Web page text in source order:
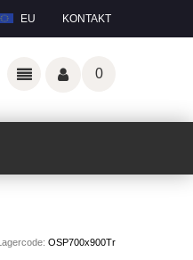
EU KONTAKT
0
OSP700x900Tr